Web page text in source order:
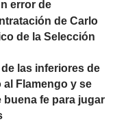
error de
de Carlo
de la Selección
las inferiores de
al Flamengo y se
buena fe para jugar